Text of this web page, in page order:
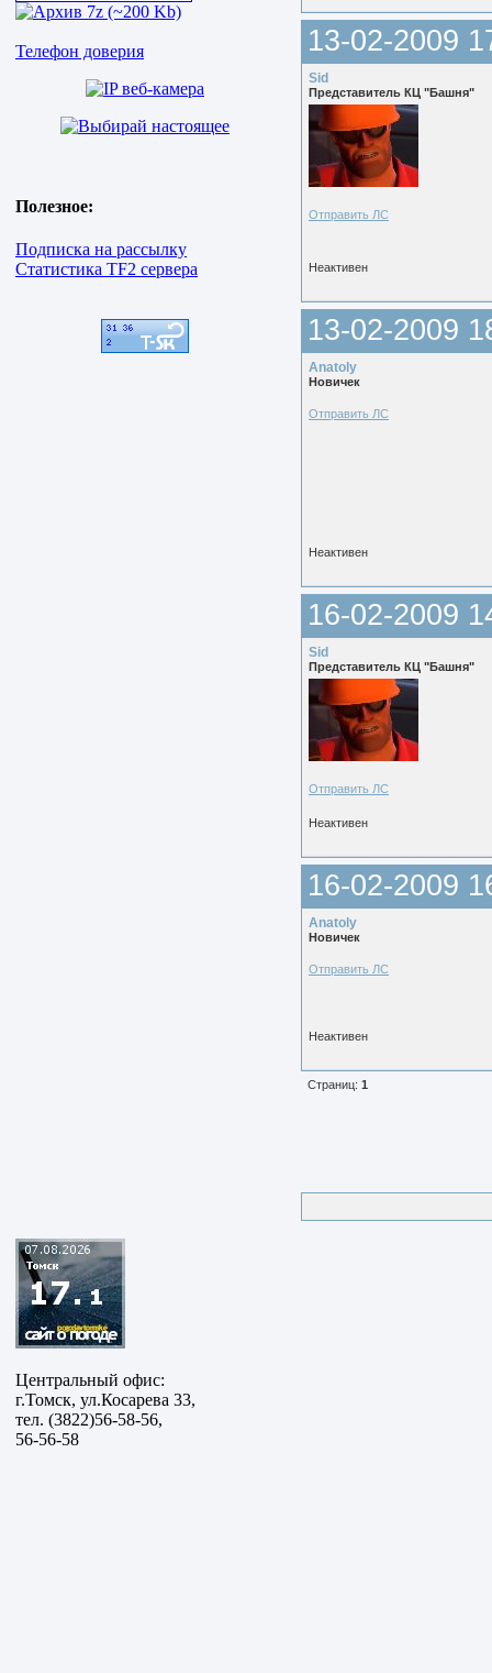
Телефон доверия
Полезное:
Подписка на рассылку
Статистика TF2 сервера
13-02-2009
Sid
Представитель КЦ "Башня"
Отправить ЛС
Неактивен
13-02-2009
Anatoly
Новичек
Отправить ЛС
Неактивен
16-02-2009
Sid
Представитель КЦ "Башня"
Отправить ЛС
Неактивен
16-02-2009
Anatoly
Новичек
Отправить ЛС
Неактивен
Страниц: 1
Центральный офис:
г.Томск, ул.Косарева 33,
тел. (3822)56-58-56,
56-56-58